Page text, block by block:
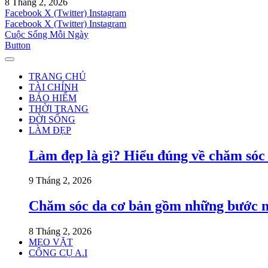
Facebook X (Twitter) Instagram
Facebook X (Twitter) Instagram
Cuộc Sống Mỗi Ngày
Button
TRANG CHỦ
TÀI CHÍNH
BẢO HIỂM
THỜI TRANG
ĐỜI SỐNG
LÀM ĐẸP
Làm đẹp là gì? Hiểu đúng về chăm
9 Tháng 2, 2026
Chăm sóc da cơ bản gồm những bước
8 Tháng 2, 2026
MẸO VẶT
CÔNG CỤ A.I